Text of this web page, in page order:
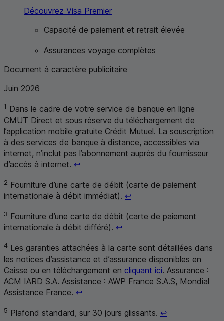
Découvrez Visa Premier
Capacité de paiement et retrait élevée
Assurances voyage complètes
Document à caractère publicitaire
Juin 2026
1 Dans le cadre de votre service de banque en ligne
CMUT Direct et sous réserve du téléchargement de
l’application mobile gratuite Crédit Mutuel. La souscription
à des services de banque à distance, accessibles via
internet, n’inclut pas l’abonnement auprès du fournisseur
d’accès à internet. ↩Retour au renvoi 1
2 Fourniture d’une carte de débit (carte de paiement
internationale à débit immédiat). ↩Retour au renvoi 2
3 Fourniture d’une carte de débit (carte de paiement
internationale à débit différé). ↩Retour au renvoi 3
4 Les garanties attachées à la carte sont détaillées dans
les notices d’assistance et d’assurance disponibles en
Caisse ou en téléchargement en cliquant ici. Assurance :
ACM IARD S.A. Assistance : AWP France S.A.S, Mondial
Assistance France. ↩Retour au renvoi 4
5 Plafond standard, sur 30 jours glissants. ↩Retour au